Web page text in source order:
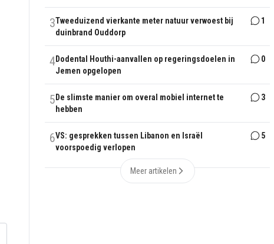
3Tweeduizend vierkante meter natuur verwoest bij
duinbrand Ouddorp
1
4Dodental Houthi-aanvallen op regeringsdoelen in
Jemen opgelopen
0
5 De slimste manier om overal mobiel internet te
hebben
3
6VS: gesprekken tussen Libanon en Israël
voorspoedig verlopen
5
Meer artikelen